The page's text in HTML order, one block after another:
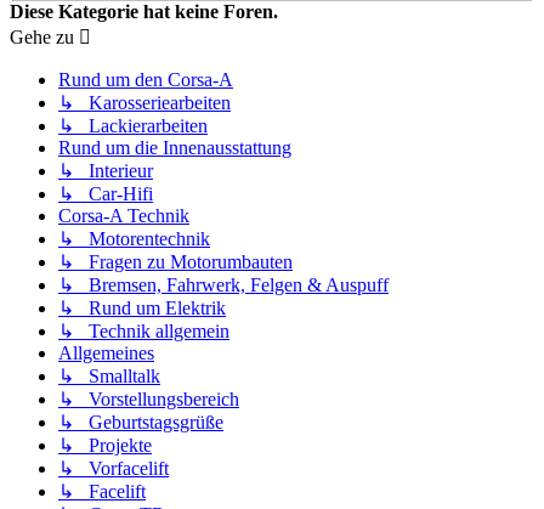
Diese Kategorie hat keine Foren.
Gehe zu
Rund um den Corsa-A
↳ Karosseriearbeiten
↳ Lackierarbeiten
Rund um die Innenausstattung
↳ Interieur
↳ Car-Hifi
Corsa-A Technik
↳ Motorentechnik
↳ Fragen zu Motorumbauten
↳ Bremsen, Fahrwerk, Felgen & Auspuff
↳ Rund um Elektrik
↳ Technik allgemein
Allgemeines
↳ Smalltalk
↳ Vorstellungsbereich
↳ Geburtstagsgrüße
↳ Projekte
↳ Vorfacelift
↳ Facelift